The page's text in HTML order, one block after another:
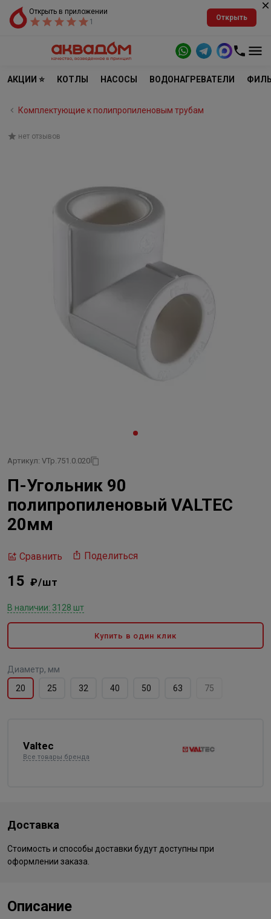
Открыть в приложении
1
Открыть
АКЦИИ ⭐ КОТЛЫ НАСОСЫ ВОДОНАГРЕВАТЕЛИ
Комплектующие к полипропиленовым трубам
нет отзывов
Артикул: VTp.751.0.020
П-Угольник 90
полипропиленовый VALTEC
20мм
Сравнить Поделиться
15 ₽/шт
В наличии: 3128 шт
Купить в один клик
Диаметр, мм
20
25 32 40 50 63 75
Valtec
Все товары бренда
Доставка
Стоимость и способы доставки будут доступны при
оформлении заказа.
Описание